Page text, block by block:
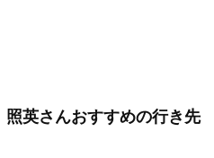
英さんおすすめの行き先